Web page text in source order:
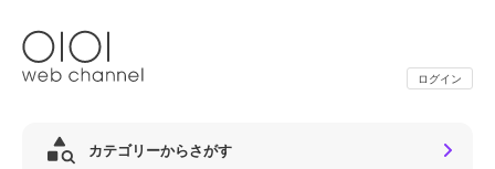
ログイン
カテゴリーからさがす